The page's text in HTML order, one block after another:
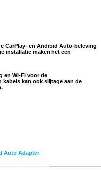
CarPlay- en Android Auto-beleving
installatie maken het een
en Wi-Fi voor de
kabels kan ook slijtage aan de
Auto Adapter